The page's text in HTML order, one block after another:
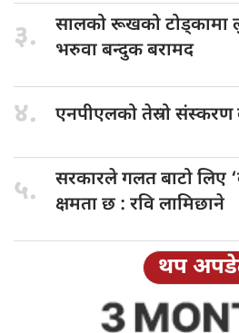
३. सालको रूखकोटोड्कामा
भरुवा बन्दुक बरामद
४. एनपीएलको तेस्रोसंस्करण
५. सरकारले गलतबाटो लिए
क्षमता छ : रवि लामिछाने
थप